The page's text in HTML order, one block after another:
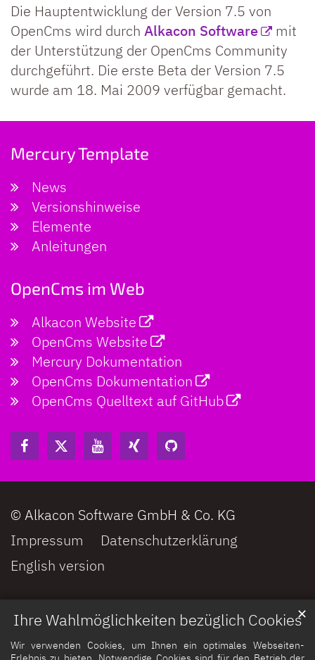
Ihre Wahlmöglichkeiten bezüglich Cookies
Wir verwenden Cookies, um Ihnen ein optimales Webseiten-
✕
Die Hauptentwicklung der Version 7.5 von
OpenCms wird durch Alkacon Software
mit
der Unterstützung der OpenCms Community
durchgeführt. Die erste Beta der Version 7.5
wurde am 18. Mai 2009 verfügbar gemacht.
Mercury Template
News
Versionshinweise
Elemente
Anleitungen
OpenCms im Web
Alkacon Website
OpenCms Website
Mercury Dokumentation
OpenCms Dokumentation
OpenCms Quelltext auf GitHub
© Alkacon Software GmbH & Co. KG
Impressum
Datenschutzerklärung
English version